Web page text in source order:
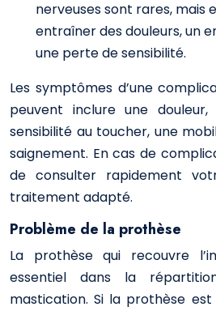
nerveuses sont rares, mais
entraîner des douleurs, un
une perte de sensibilité.
Les symptômes d’une
peuvent inclure une
sensibilité au toucher, une
saignement. En cas de
de consulter rapidement
traitement adapté.
Problème de la prothèse
La prothèse qui recouvre
essentiel dans la
mastication. Si la prothèse